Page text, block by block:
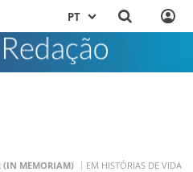
PT
(IN MEMORIAM)
EM HISTÓRIAS DE VIDA